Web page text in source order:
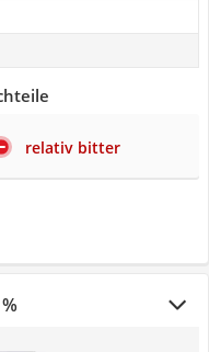
relativ bitter